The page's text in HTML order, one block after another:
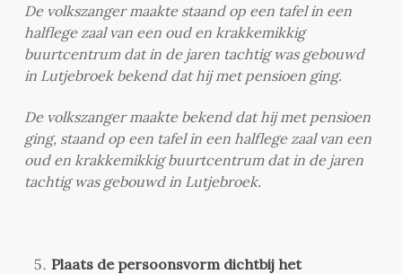
De volkszanger maakte staand op een tafel in een
halflege zaal van een oud en krakkemikkig
buurtcentrum dat in de jaren tachtig was gebouwd
in Lutjebroek bekend dat hij met pensioen ging.
De volkszanger maakte bekend dat hij met pensioen
ging, staand op een tafel in een halflege zaal van een
oud en krakkemikkig buurtcentrum dat in de jaren
tachtig was gebouwd in Lutjebroek.
Plaats de persoonsvorm dichtbij het